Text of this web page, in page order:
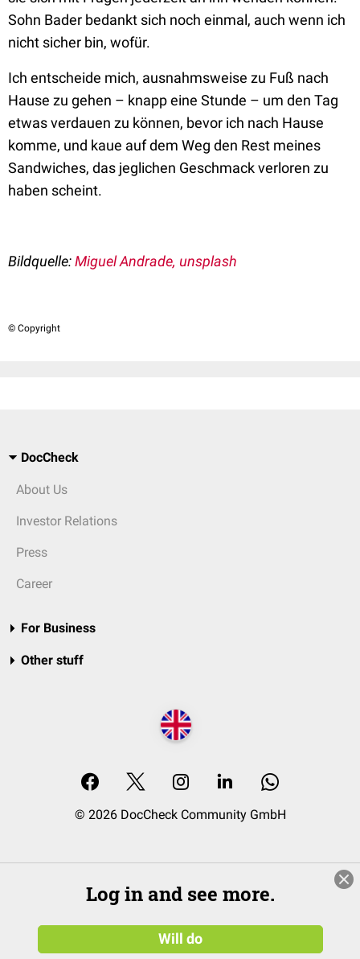
Sohn Bader bedankt sich noch einmal, auch wenn ich
nicht sicher bin, wofür.
Ich entscheide mich, ausnahmsweise zu Fuß nach
Hause zu gehen – knapp eine Stunde – um den Tag
etwas verdauen zu können, bevor ich nach Hause
komme, und kaue auf dem Weg den Rest meines
Sandwiches, das jeglichen Geschmack verloren zu
haben scheint.
Bildquelle:Miguel Andrade, unsplash
© Copyright
DocCheck
About Us
Investor Relations
Press
Career
For Business
Other stuff
© 2026 DocCheck Community GmbH
Log in and see more.
Will do